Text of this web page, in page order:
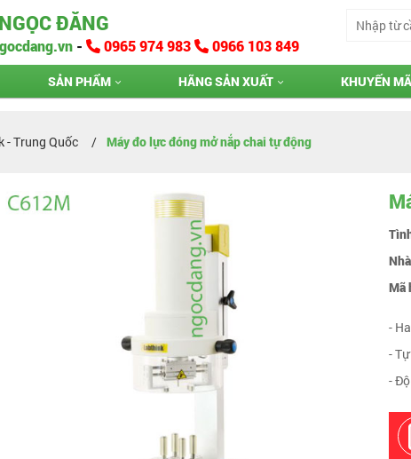
ĐĂNG
- 0965 974 983 0966 103 849
SẢN PHẨM HÃNG SẢN XUẤT KHUYẾN
- Trung Quốc Máy đo lực đóng mở nắp chai tự động
Mã
-
-
-